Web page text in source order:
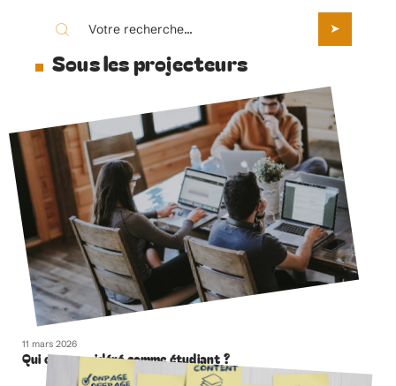
Sous les projecteurs
11 mars 2026
Qui est considéré comme étudiant ?